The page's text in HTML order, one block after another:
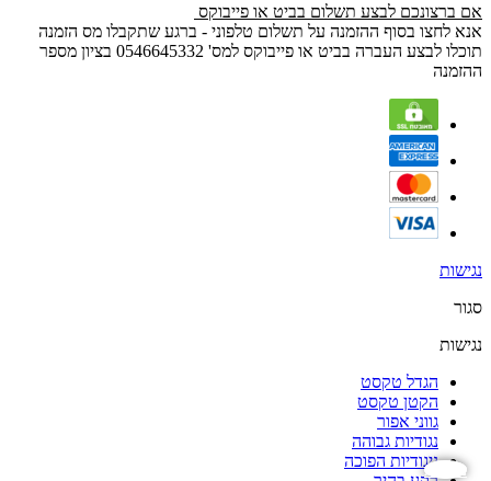
נגישות
אם ברצונכם לבצע תשלום בביט או פייבוקס
אנא לחצו בסוף ההזמנה על תשלום טלפוני - ברגע שתקבלו מס הזמנה
תוכלו לבצע העברה בביט או פייבוקס למס' 0546645332 בציון מספר
ההזמנה
נגישות
סגור
נגישות
הגדל טקסט
הקטן טקסט
גווני אפור
נגודיות גבוהה
ניגודיות הפוכה